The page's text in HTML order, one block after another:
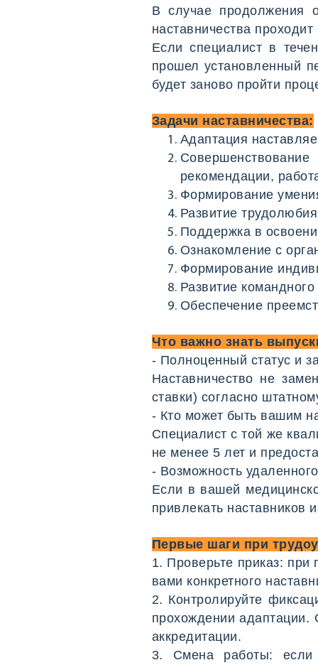
В случае продолжения
наставничества
Если специалист в
прошел установленный
будет заново пройти
Задачи наставничества:
Адаптация
рекомендации,
Формирование
Развитие
Поддержка в
Ознакомление с
Формирование
Развитие
Обеспечение
Что важно знать
- Полноценный статус и
Наставничество не
ставки) согласно
- Кто может быть вашим
Специалист с той же
не менее 5 лет и
- Возможность
Если в вашей
привлекать наставников
Первые шаги при
1. Проверьте приказ: при
вами конкретного
2. Контролируйте
прохождении адаптации.
аккредитации.
3. Смена работы: если